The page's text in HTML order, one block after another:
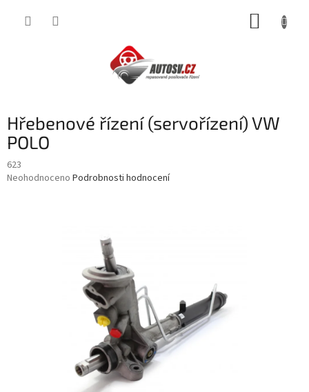
Hřebenové řízení (servořízení) VW
POLO
623
Průměrné
Neohodnoceno Podrobnosti hodnocení